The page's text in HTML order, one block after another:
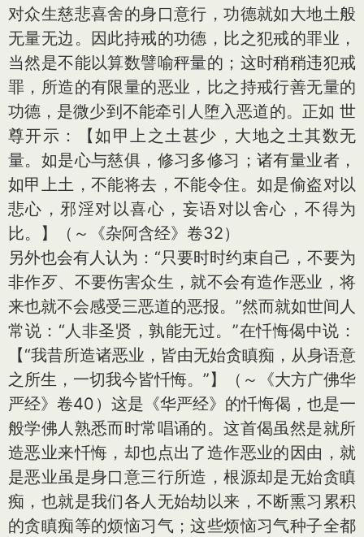
对众生慈悲喜舍的身口意行，功德就如大地土般
无量无边。因此持戒的功德，比之犯戒的罪业，
当然是不能以算数譬喻秤量的；这时稍稍违犯戒
罪，所造的有限量的恶业，比之持戒行善无量的
功德，是微少到不能牵引人堕入恶道的。正如 世
尊开示：【如甲上之土甚少，大地之土其数无
量。如是心与慈俱，修习多修习；诸有量业者，
如甲上土，不能将去，不能令住。如是偷盗对以
悲心，邪淫对以喜心，妄语对以舍心，不得为
比。】（～《杂阿含经》卷32）
另外也会有人认为：“只要时时约束自己，不要为
非作歹、不要伤害众生，就不会有造作恶业，将
来也就不会感受三恶道的恶报。”然而就如世间人
常说：“人非圣贤，孰能无过。”在忏悔偈中说：
【“我昔所造诸恶业，皆由无始贪瞋痴，从身语意
之所生，一切我今皆忏悔。”】（～《大方广佛华
严经》卷40）这是《华严经》的忏悔偈，也是一
般学佛人熟悉而时常唱诵的。这首偈虽然是就所
造恶业来忏悔，却也点出了造作恶业的因由，就
是恶业虽是身口意三行所造，根源却是无始贪瞋
痴，也就是我们各人无始劫以来，不断熏习累积
的贪瞋痴等的烦恼习气；这些烦恼习气种子全都